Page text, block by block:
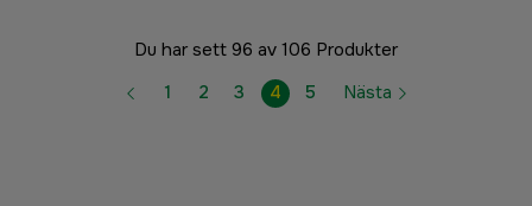
Du har sett 96 av 106 Produkter
1
2 3 4 5 Nästa